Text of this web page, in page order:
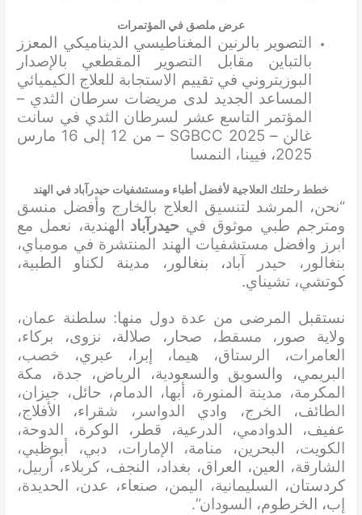
عرض ملصق في المؤتمرات
التصوير بالرنين المغناطيسي الديناميكي المعزز
بالتباين مقابل التصوير المقطعي بالإصدار
البوزيتروني في تقييم الاستجابة للعلاج الكيميائي
المساعد الجديد لدى مريضات سرطان الثدي –
المؤتمر التاسع عشر لسرطان الثدي في سانت
غالن – SGBCC 2025 – من 12 إلى 16 مارس
2025، فيينا، النمسا
خطط رحلتك العلاجية لأفضل أطباء ومستشفيات حيدرآباد في الهند
“نحن، المرشد لتنسيق العلاج بالخارج وأفضل منسق
ومترجم طبي موثوق في حيدرآباد الهندية، نعمل مع
ابرز وافضل مستشفيات الهند المنتشرة في مومباي،
بنغالور، حيدر آباد، بنغالور، مدينة لكناو الطبية،
كوتشي، تشيناي.
نستقبل المرضى من عدة دول منها: سلطنة عمان،
ولاية صور، مسقط، صحار، صلالة، نزوى، بركاء،
العامرات، الرستاق، هيما، إبرا، عبري، خصب،
البريمي، والسويق والسعودية، الرياض، جدة، مكة
المكرمة، مدينة المنورة، أبها، الدمام، حائل، جيزان،
الطائف، الخرج، وادي الدواسر، شقراء، الأفلاج،
عفيف، الدوادمي، الدرعية، قطر، الوكرة، الدوحة،
الكويت، البحرين، منامة، الإمارات، دبي، أبوظبي،
الشارقة، العين، العراق، بغداد، النجف، كربلاء، أربيل،
كردستان، السليمانية، اليمن، صنعاء، عدن، الحديدة،
إب، الخرطوم، السودان”.